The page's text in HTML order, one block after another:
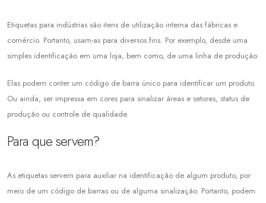
Etiquetas para indústrias são itens de utilização interna das fábricas e
comércio. Portanto, usam-as para diversos fins. Por exemplo, desde uma
simples identificação em uma loja, bem como, de uma linha de produção.
Elas podem conter um código de barra único para identificar um produto.
Ou ainda, ser impressa em cores para sinalizar áreas e setores, status de
produção ou controle de qualidade.
Para que servem?
As etiquetas servem para auxiliar na identificação de algum produto, por
meio de um código de barras ou de alguma sinalização. Portanto, podem